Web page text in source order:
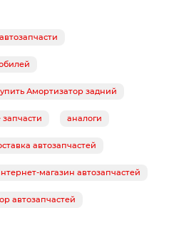
Амортизатор задний
аналоги
автозапчастей
магазин автозапчастей
автозапчастей